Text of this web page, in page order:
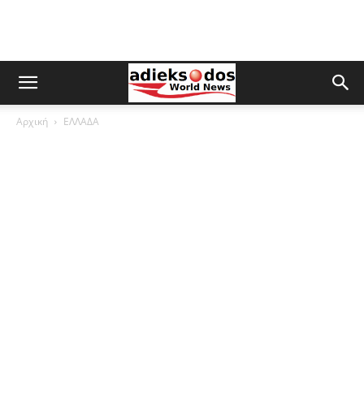
Αρχική ΕΛΛΑΔΑ